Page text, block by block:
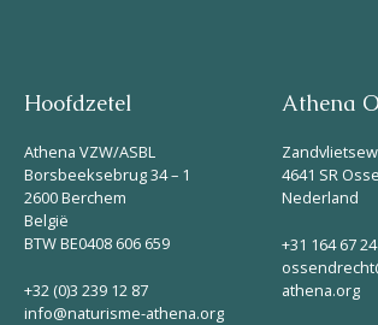
Hoofdzetel
Athena VZW/ASBL
Borsbeeksebrug 34 – 1
2600 Berchem
België
BTW BE0408 606 659
+32 (0)3 239 12 87
info@naturisme-athena.org
Athena
4641 SR
Nederland
+31 164 67
athena.org